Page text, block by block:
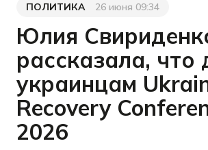
Категория
ПОЛИТИКА
Дата публикации
26 июня 09:34
Юлия
рассказала, что
украинцам
Recovery
2026